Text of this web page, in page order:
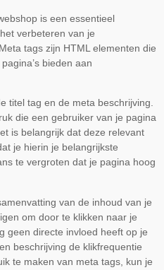
is een essentieel
verbeteren van je
tags zijn HTML elementen die
bieden aan
titel tag en de meta beschrijving.
die een gebruiker van je pagina
is belangrijk dat deze relevant
je hierin je belangrijkste
te vergroten dat je pagina hoog
van de inhoud van je
om door te klikken naar je
geen directe invloed heeft op je
beschrijving de klikfrequentie
te maken van meta tags, kun je